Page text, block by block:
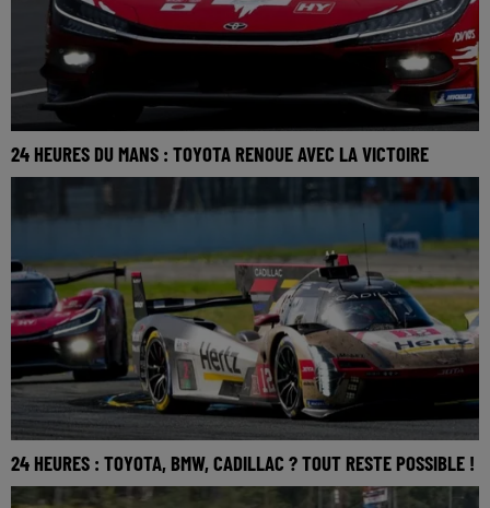
24 HEURES DU MANS : TOYOTA RENOUE AVEC LA VICTOIRE
24 HEURES : TOYOTA, BMW, CADILLAC ? TOUT RESTE POSSIBLE !